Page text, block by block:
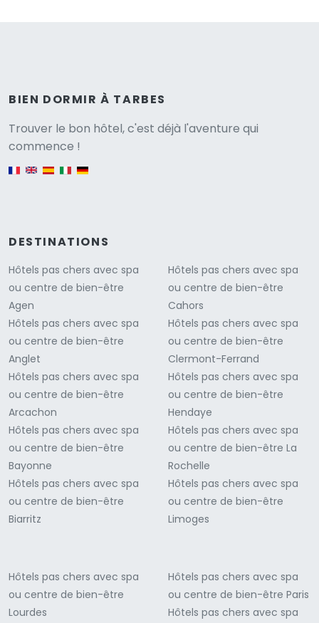
BIEN DORMIR À TARBES
Trouver le bon hôtel, c'est déjà l'aventure qui
commence !
DESTINATIONS
Hôtels pas chers avec spa
ou centre de bien-être
Agen
Hôtels pas chers avec spa
ou centre de bien-être
Anglet
Hôtels pas chers avec spa
ou centre de bien-être
Arcachon
Hôtels pas chers avec spa
ou centre de bien-être
Bayonne
Hôtels pas chers avec spa
ou centre de bien-être
Biarritz
Hôtels pas chers avec spa
ou centre de bien-être
Cahors
Hôtels pas chers avec spa
ou centre de bien-être
Clermont-Ferrand
Hôtels pas chers avec spa
ou centre de bien-être
Hendaye
Hôtels pas chers avec spa
ou centre de bien-être La
Rochelle
Hôtels pas chers avec spa
ou centre de bien-être
Limoges
Hôtels pas chers avec spa
ou centre de bien-être
Lourdes
Hôtels pas chers avec spa
ou centre de bien-être Paris
Hôtels pas chers avec spa